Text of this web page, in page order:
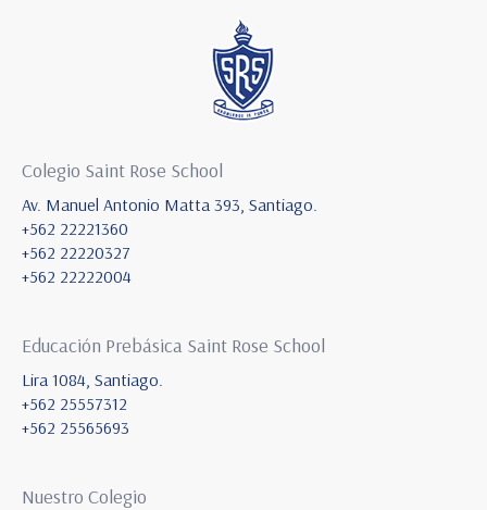
Colegio Saint Rose School
Av. Manuel Antonio Matta 393, Santiago.
+562 22221360
+562 22220327
+562 22222004
Educación Prebásica Saint Rose School
Lira 1084, Santiago.
+562 25557312
+562 25565693
Nuestro Colegio